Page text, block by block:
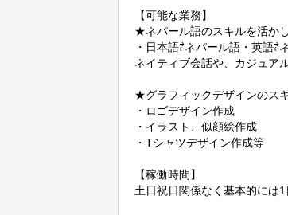
【可能な業務】
★ネパール語のスキルを活かし
・日本語⇄ネパール語・英語⇄
ネイティブ会話や、カジュア
★グラフィックデザインのス
・ロゴデザイン作成
・イラスト、似顔絵作成
・Tシャツデザイン作成等
【稼働時間】
土日祝日関係なく基本的には